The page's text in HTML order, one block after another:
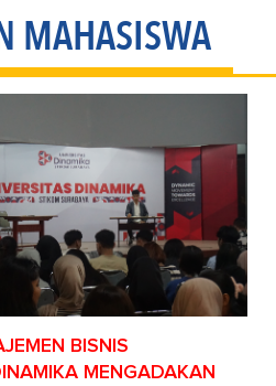
MAHASISWA
BISNIS
MENGADAKAN